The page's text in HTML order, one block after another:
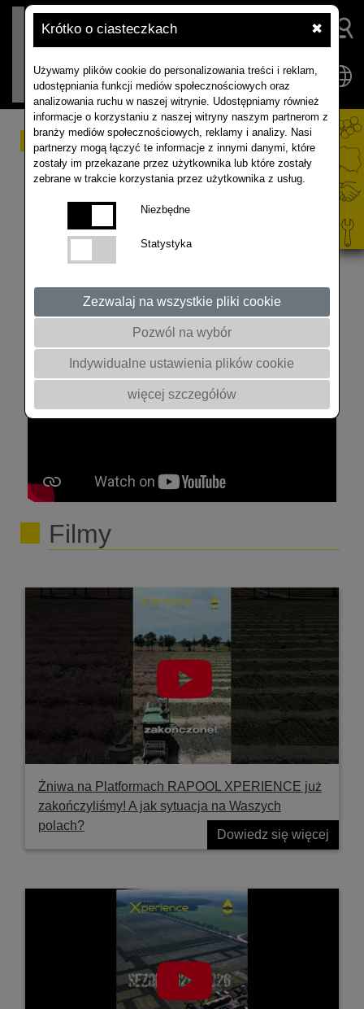
Krótko o ciasteczkach ✖
Używamy plików cookie do personalizowania treści i reklam,
udostępniania funkcji mediów społecznościowych oraz
analizowania ruchu w naszej witrynie. Udostępniamy również
informacje o korzystaniu z naszej witryny naszym partnerom z
branży mediów społecznościowych, reklamy i analizy. Nasi
partnerzy mogą łączyć te informacje z innymi danymi, które
zostały im przekazane przez użytkownika lub które zostały
zebrane w trakcie korzystania przez użytkownika z usług.
Niezbędne
Statystyka
Zezwalaj na wszystkie pliki cookie
Pozwól na wybór
Indywidualne ustawienia plików cookie
więcej szczegółów
Webinar RAPOOL &
TopAgrar, Strategie
optymalizacji nawożenia
azotem - Witold
Szczepaniak - UP
Poznań
@Top1Agrar1Polska #rzepak #nawozy #azot
#nawożenie
Filmy
Żniwa na Platformach RAPOOL XPERIENCE już
zakończyliśmy! A jak sytuacja na Waszych
polach?
Dowiedz się więcej